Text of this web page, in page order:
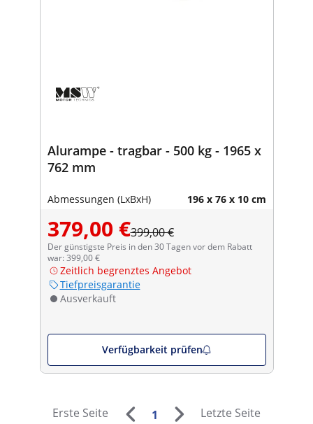
Alurampe - tragbar - 500 kg - 1965 x
762 mm
Abmessungen (LxBxH) 196 x 76 x 10 cm
379,00 €399,00 €
Der günstigste Preis in den 30 Tagen vor dem Rabatt
war: 399,00 €
Zeitlich begrenztes Angebot
Tiefpreisgarantie
Ausverkauft
Verfügbarkeit prüfen
Erste Seite 1 Letzte Seite